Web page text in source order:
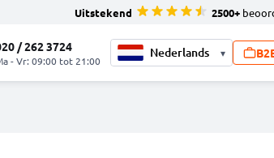
Uitstekend 2500+
/ 262 3724
- Vr: 09:00 tot 21:00
▾